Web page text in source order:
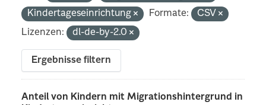
Kindertageseinrichtung
Formate:
CSV
Lizenzen:
dl-de-by-2.0
Ergebnisse filtern
Anteil von Kindern mit Migrationshintergrund in